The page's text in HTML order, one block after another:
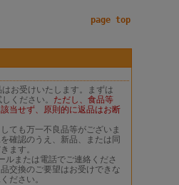
page top
はお受けいたします。まずは
ください。 ただし、食品等
当せず、原則的に返品はお断
ても万一不良品等がございま
確認のうえ、新品、または同
ます。
ルまたは電話でご連絡くださ
交換のご要望はお受けできな
ださい。